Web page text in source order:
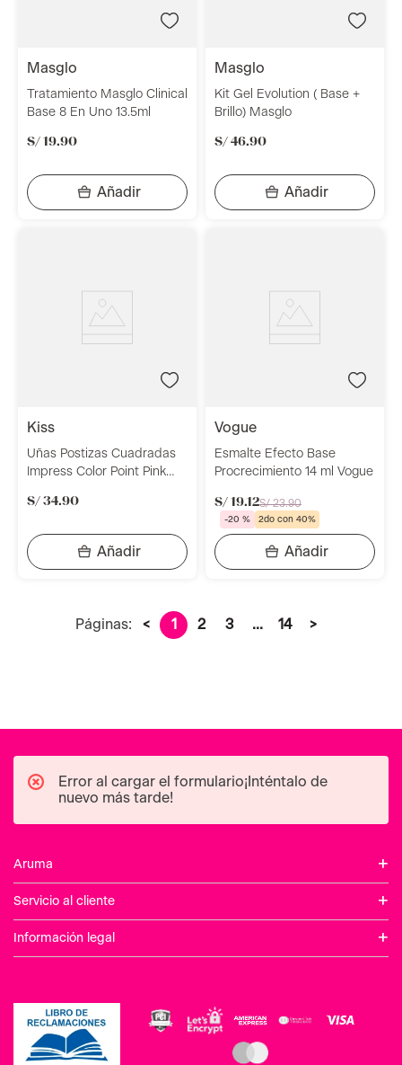
masglo
Tratamiento Masglo Clinical
Base 8 En Uno 13.5ml
S/ 19.90
masglo
Kit Gel Evolution ( Base +
Brillo) Masglo
S/ 46.90
kiss
Uñas Postizas Cuadradas
Impress Color Point Pink
S/ 34.90
vogue
Esmalte Efecto Base
Procrecimiento 14 ml Vogue
S/ 19.12S/ 23.90
-20 % 2do con 40%
Páginas: < 1 2 3 ... 14 >
Error al cargar el formulario¡Inténtalo de
nuevo más tarde!
Aruma +
Servicio al cliente +
Información legal +